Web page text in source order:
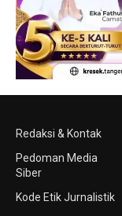
Redaksi & Kontak
Pedoman Media
Siber
Kode Etik Jurnalistik